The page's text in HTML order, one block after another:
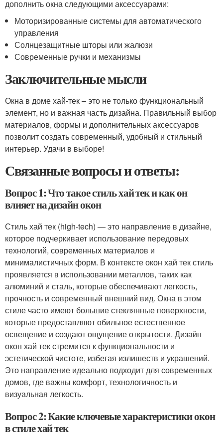
дополнить окна следующими аксессуарами:
Моторизированные системы для автоматического
управления
Солнцезащитные шторы или жалюзи
Современные ручки и механизмы
Заключительные мысли
Окна в доме хай-тек – это не только функциональный
элемент, но и важная часть дизайна. Правильный выбор
материалов, формы и дополнительных аксессуаров
позволит создать современный, удобный и стильный
интерьер. Удачи в выборе!
Связанные вопросы и ответы:
Вопрос 1: Что такое стиль хай тек и как он
влияет на дизайн окон
Стиль хай тек (high-tech) — это направление в дизайне,
которое подчеркивает использование передовых
технологий, современных материалов и
минималистичных форм. В контексте окон хай тек стиль
проявляется в использовании металлов, таких как
алюминий и сталь, которые обеспечивают легкость,
прочность и современный внешний вид. Окна в этом
стиле часто имеют большие стеклянные поверхности,
которые предоставляют обильное естественное
освещение и создают ощущение открытости. Дизайн
окон хай тек стремится к функциональности и
эстетической чистоте, избегая излишеств и украшений.
Это направление идеально подходит для современных
домов, где важны комфорт, технологичность и
визуальная легкость.
Вопрос 2: Какие ключевые характеристики окон
в стиле хай тек